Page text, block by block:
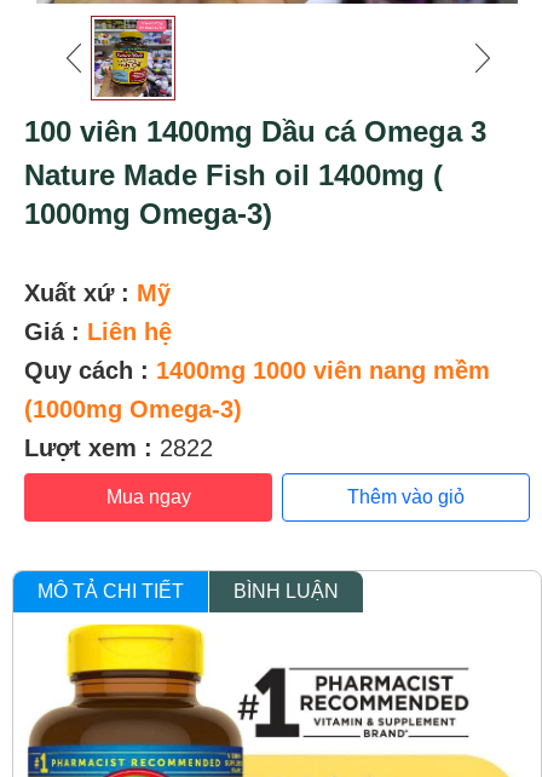
100 viên 1400mg Dầu cá Omega 3
Nature Made Fish oil 1400mg (
1000mg Omega-3)
Xuất xứ : Mỹ
Giá : Liên hệ
Quy cách : 1400mg 1000 viên nang mềm
(1000mg Omega-3)
Lượt xem : 2822
Mua ngay Thêm vào giỏ
MÔ TẢ CHI TIẾT BÌNH LUẬN